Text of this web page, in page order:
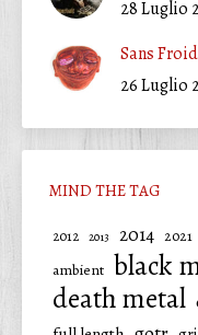
28 Luglio
Sans
26 Luglio
MIND THE TAG
2012 2013 2014 2021
ambient black
death metal